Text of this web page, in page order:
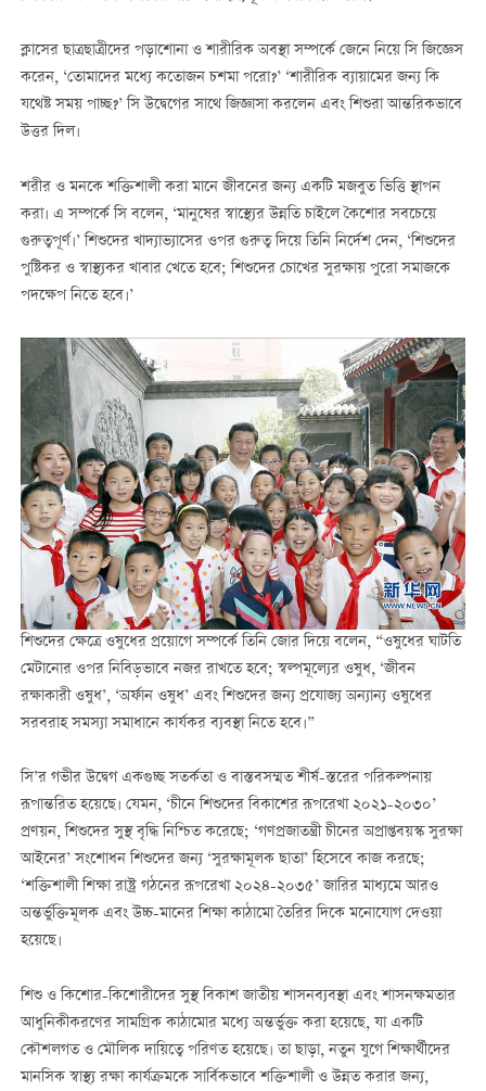
ক্লাসের ছাত্রছাত্রীদের পড়াশোনা ও শারীরিক অবস্থা সম্পর্কে জেনে নিয়ে সি জিজ্ঞেস
করেন, ‘তোমাদের মধ্যে কতোজন চশমা পরো?’ ‘শারীরিক ব্যায়ামের জন্য কি
যথেষ্ট সময় পাচ্ছ?’ সি উদ্বেগের সাথে জিজ্ঞাসা করলেন এবং শিশুরা আন্তরিকভাবে
উত্তর দিল।
শরীর ও মনকে শক্তিশালী করা মানে জীবনের জন্য একটি মজবুত ভিত্তি স্থাপন
করা। এ সম্পর্কে সি বলেন, ‘মানুষের স্বাস্থ্যের উন্নতি চাইলে কৈশোর সবচেয়ে
গুরুত্বপূর্ণ।’ শিশুদের খাদ্যাভ্যাসের ওপর গুরুত্ব দিয়ে তিনি নির্দেশ দেন, ‘শিশুদের
পুষ্টিকর ও স্বাস্থ্যকর খাবার খেতে হবে; শিশুদের চোখের সুরক্ষায় পুরো সমাজকে
পদক্ষেপ নিতে হবে।’
শিশুদের ক্ষেত্রে ওষুধের প্রয়োগে সম্পর্কে তিনি জোর দিয়ে বলেন, “ওষুধের ঘাটতি
মেটানোর ওপর নিবিড়ভাবে নজর রাখতে হবে; স্বল্পমূল্যের ওষুধ, ‘জীবন
রক্ষাকারী ওষুধ’, ‘অর্ফান ওষুধ’ এবং শিশুদের জন্য প্রযোজ্য অন্যান্য ওষুধের
সরবরাহ সমস্যা সমাধানে কার্যকর ব্যবস্থা নিতে হবে।”
সি’র গভীর উদ্বেগ একগুচ্ছ সতর্কতা ও বাস্তবসম্মত শীর্ষ-স্তরের পরিকল্পনায়
রূপান্তরিত হয়েছে। যেমন, ‘চীনে শিশুদের বিকাশের রূপরেখা ২০২১-২০৩০’
প্রণয়ন, শিশুদের সুস্থ বৃদ্ধি নিশ্চিত করেছে; ‘গণপ্রজাতন্ত্রী চীনের অপ্রাপ্তবয়স্ক সুরক্ষা
আইনের’ সংশোধন শিশুদের জন্য ‘সুরক্ষামূলক ছাতা’ হিসেবে কাজ করছে;
‘শক্তিশালী শিক্ষা রাষ্ট্র গঠনের রূপরেখা ২০২৪-২০৩৫’ জারির মাধ্যমে আরও
অন্তর্ভুক্তিমূলক এবং উচ্চ-মানের শিক্ষা কাঠামো তৈরির দিকে মনোযোগ দেওয়া
হয়েছে।
শিশু ও কিশোর-কিশোরীদের সুস্থ বিকাশ জাতীয় শাসনব্যবস্থা এবং শাসনক্ষমতার
আধুনিকীকরণের সামগ্রিক কাঠামোর মধ্যে অন্তর্ভুক্ত করা হয়েছে, যা একটি
কৌশলগত ও মৌলিক দায়িত্বে পরিণত হয়েছে। তা ছাড়া, নতুন যুগে শিক্ষার্থীদের
মানসিক স্বাস্থ্য রক্ষা কার্যক্রমকে সার্বিকভাবে শক্তিশালী ও উন্নত করার জন্য,